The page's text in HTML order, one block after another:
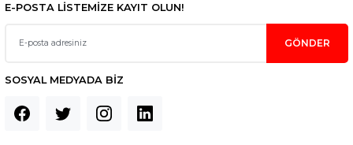
E-POSTA LİSTEMİZE KAYIT OLUN!
GÖNDER
SOSYAL MEDYADA BİZ